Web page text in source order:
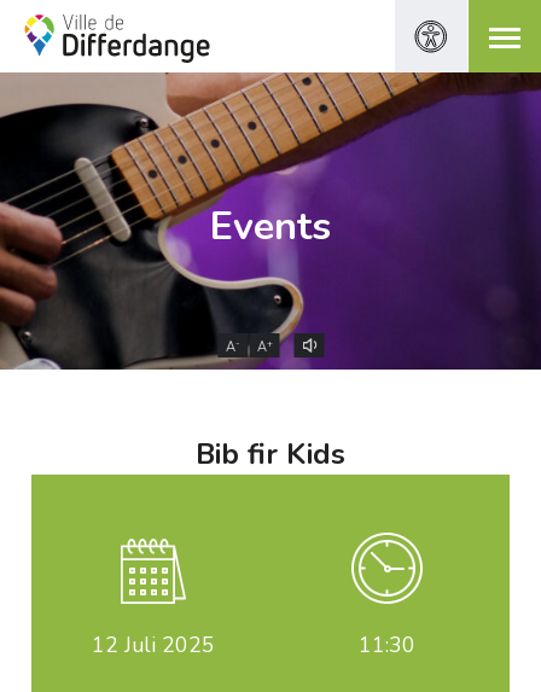
Events
A- A+
Bib fir Kids
12 Juli 2025 11:30